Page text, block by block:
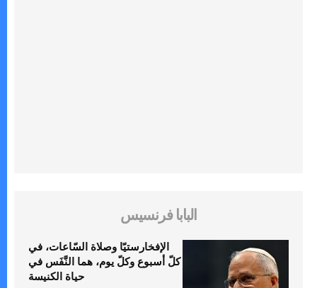
البابا فرنسيس
الإفخارستيّا وصلاة السّاعات، في
كلّ أسبوع وكلّ يوم، هما النَّفَس في
حياة الكنيسة